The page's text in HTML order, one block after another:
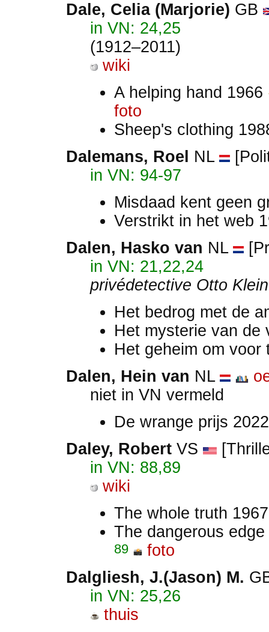
Dale, Celia (Marjorie) GB
in VN: 24,25
(1912–2011)
wiki
A helping hand 1966
foto
Sheep's clothing
Dalemans, Roel
NL
in VN: 94-97
Misdaad kent geen
Verstrikt in het web
Dalen, Hasko van NL
in VN: 21,22,24
privédetective Otto Klein
Het bedrog met de
Het mysterie van
Het geheim om
Dalen, Hein van NL
niet in VN vermeld
De wrange prijs
Daley, Robert VS
in VN: 88,89
wiki
The whole truth
The dangerous
89
foto
Dalgliesh, J.(Jason) M.
in VN: 25,26
thuis